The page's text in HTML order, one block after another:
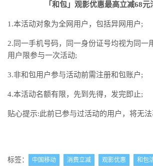
「和包」观影优惠最高立减68元
1.本活动对象为全网用户，包括异网用户;
2.同一手机号码，同一身份证号均视为同一
用户限参与一次活动;
3.非和包用户参与活动前需注册和包账户;
4.本活动名额有限，先到先得，发完即止;
贴心提示:此前已参与过活动的用户，将无法
标签： 中国移动 消费立减 观影优惠 和包